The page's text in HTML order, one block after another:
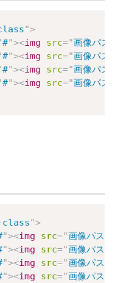
">
#"><img src="画像パス
#"><img src="画像パス
#"><img src="画像パス
#"><img src="画像パス
class">
"><img src="画像パス
"><img src="画像パス
"><img src="画像パス
"><img src="画像パス